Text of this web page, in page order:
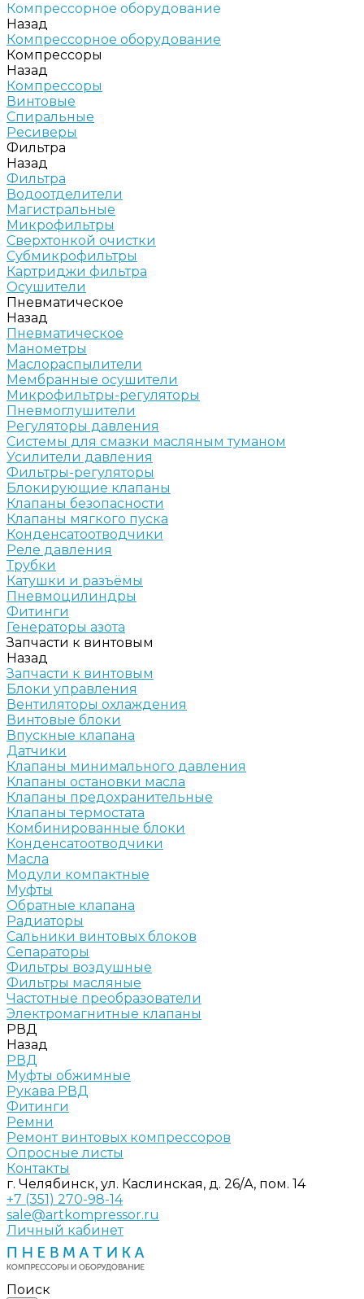
Компрессорное оборудование
Назад
Компрессорное оборудование
Компрессоры
Назад
Компрессоры
Винтовые
Спиральные
Ресиверы
Фильтра
Назад
Фильтра
Водоотделители
Магистральные
Микрофильтры
Сверхтонкой очистки
Субмикрофильтры
Картриджи фильтра
Осушители
Пневматическое
Назад
Пневматическое
Манометры
Маслораспылители
Мембранные осушители
Микрофильтры-регуляторы
Пневмоглушители
Регуляторы давления
Системы для смазки масляным туманом
Усилители давления
Фильтры-регуляторы
Блокирующие клапаны
Клапаны безопасности
Клапаны мягкого пуска
Конденсатоотводчики
Реле давления
Трубки
Катушки и разъёмы
Пневмоцилиндры
Фитинги
Генераторы азота
Запчасти к винтовым
Назад
Запчасти к винтовым
Блоки управления
Вентиляторы охлаждения
Винтовые блоки
Впускные клапана
Датчики
Клапаны минимального давления
Клапаны остановки масла
Клапаны предохранительные
Клапаны термостата
Комбинированные блоки
Конденсатоотводчики
Масла
Модули компактные
Муфты
Обратные клапана
Радиаторы
Сальники винтовых блоков
Сепараторы
Фильтры воздушные
Фильтры масляные
Частотные преобразователи
Электромагнитные клапаны
РВД
Назад
РВД
Муфты обжимные
Рукава РВД
Фитинги
Ремни
Ремонт винтовых компрессоров
Опросные листы
Контакты
г. Челябинск, ул. Каслинская, д. 26/А, пом. 14
+7 (351) 270-98-14
sale@artkompressor.ru
Личный кабинет
Поиск